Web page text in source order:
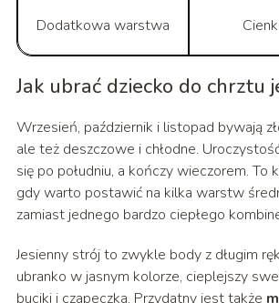
Dodatkowa warstwa
Jak ubrać dziecko do chrztu
Wrzesień, październik i listopad bywają
ale też deszczowe i chłodne.
się po południu, a kończy wieczorem. To
gdy warto postawić na kilka warstw
zamiast jednego bardzo ciepłego
Jesienny strój to zwykle body z długim
ubranko w jasnym kolorze, cieplejszy
buciki i czapeczka. Przydatny jest także